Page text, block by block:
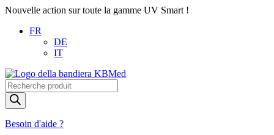
Nouvelle action sur toute la gamme UV Smart !
FR
DE
IT
Recherche
de
produits
Besoin d'aide ?